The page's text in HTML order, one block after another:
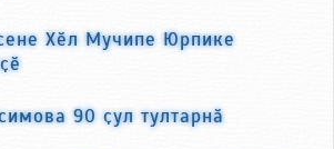
Хӗл Мучипе Юрпике
90 ҫул тултарнӑ